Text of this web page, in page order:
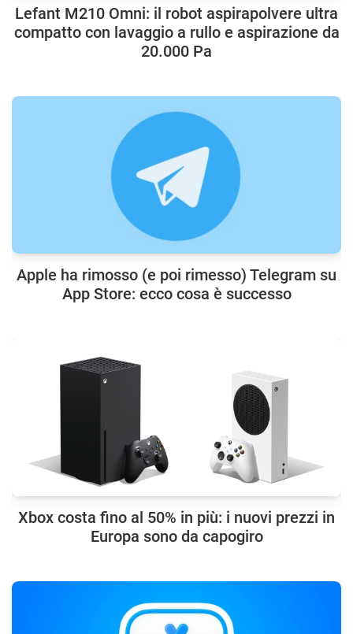
Lefant M210 Omni: il robot aspirapolvere ultra
compatto con lavaggio a rullo e aspirazione da
20.000 Pa
Apple ha rimosso (e poi rimesso) Telegram su
App Store: ecco cosa è successo
Xbox costa fino al 50% in più: i nuovi prezzi in
Europa sono da capogiro